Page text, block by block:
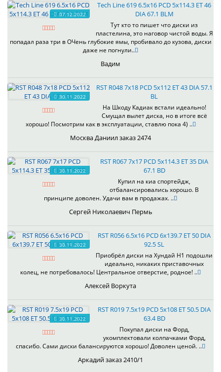
07.12.2022
Tech Line 619 6.5x16 PCD 5x114.3 ET 46
DIA 67.1 BLM
Тут кто то пишет что диски из
пластелина, это наговор чистой воды. Я
попадал раза три в ОЧень глубокие ямы, пробивало до кузова, диски
даже не погнули..
Вадим
30.11.2022
RST R048 7x18 PCD 5x112 ET 43 DIA 57.1
BL
На Шкоду Кадиак встали идеально!
Смущал вылет диска, но в итоге всё
хорошо! Посмотрим как в эксплуатации, ставлю пока 4) ..
Москва Даниил заказ 2474
30.11.2022
RST R067 7x17 PCD 5x114.3 ET 35 DIA
67.1 BD
Купил на киа спортейдж,
отбалансировались хорошо. В
принципе доволен. Удачи вам в продажах. ..
Сергей Николаевич Пермь
30.11.2022
RST R056 6.5x16 PCD 6x139.7 ET 50 DIA
92.5 SL
Приобрёл диски на Хундай H1 подошли
идеально, никаких приставочных
колец, не потребовалось! Центральное отверстие, родное! ..
Алексей Воркута
30.11.2022
RST R019 7.5x19 PCD 5x108 ET 50.5 DIA
63.4 BD
Покупал диски на Форд,
укомплектовали колпачками Форд,
спасибо. Сами диски балансируются хорошо! Доволен ценой. ..
Аркадий заказ 2410/1